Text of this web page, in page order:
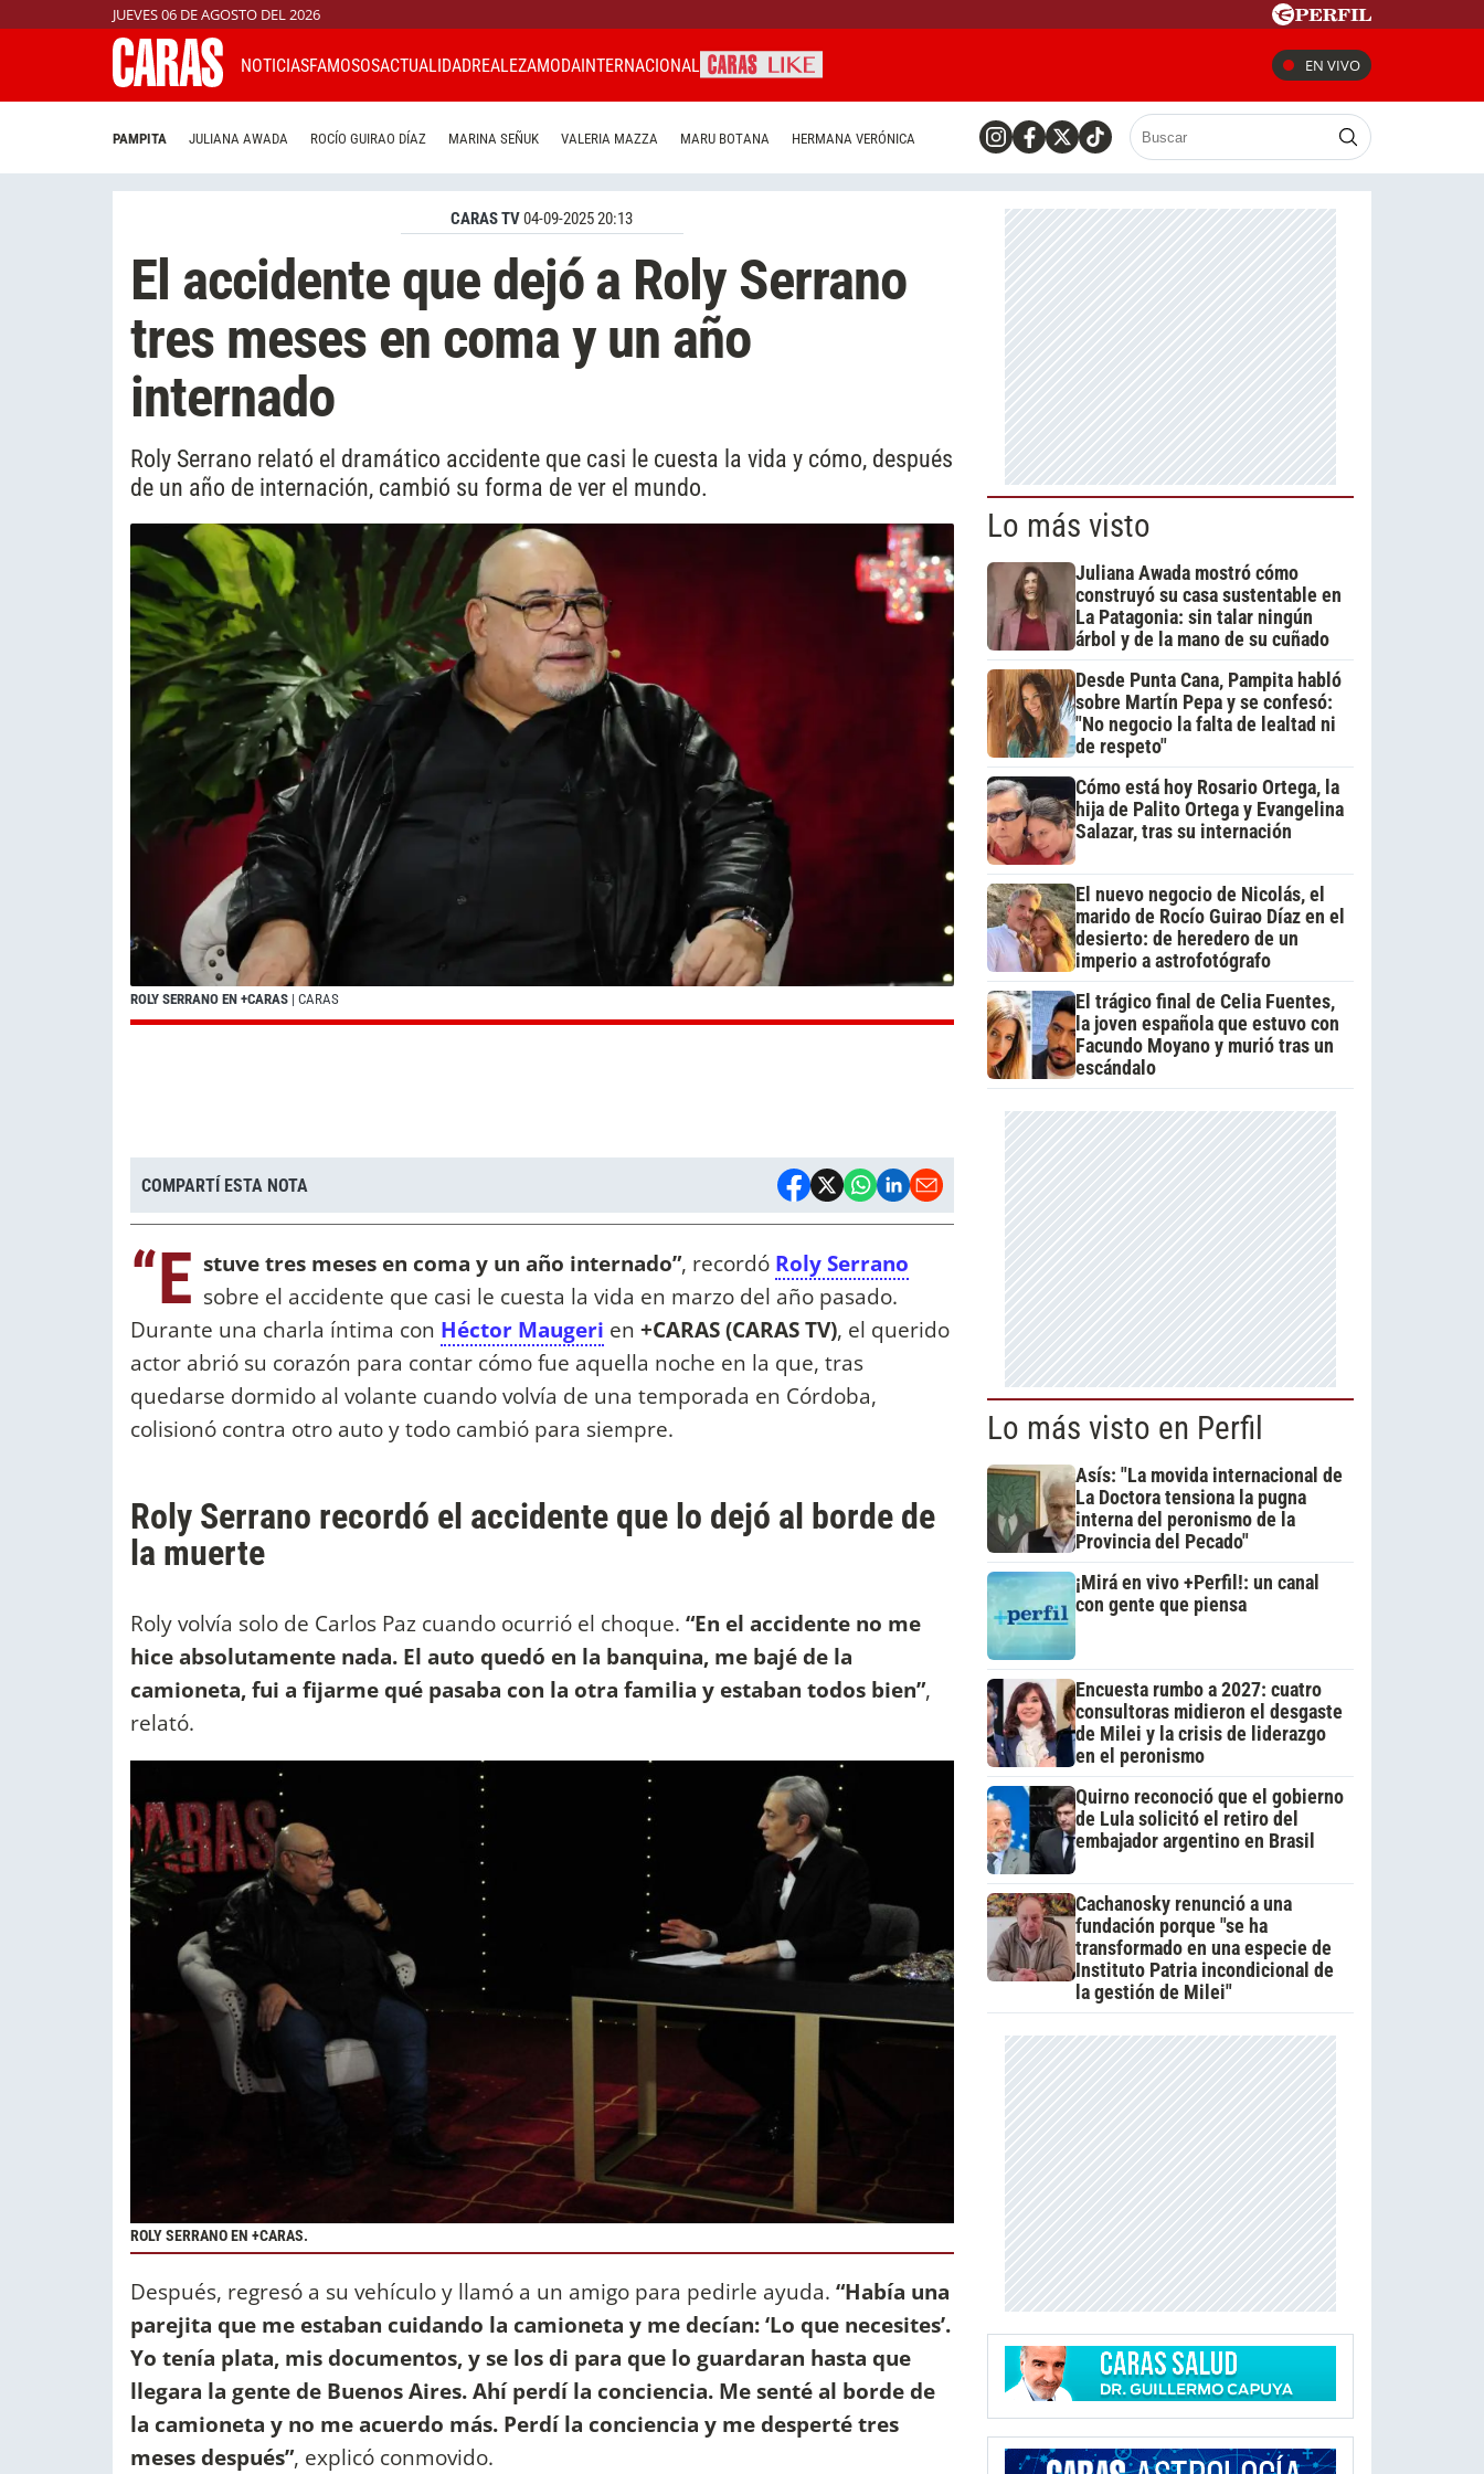
JUEVES 06 DE AGOSTO DEL 2026
NOTICIASFAMOSOSACTUALIDADREALEZAMODAINTERNACIONAL EN VIVO
PAMPITA JULIANA AWADA ROCÍO GUIRAO DÍAZ MARINA SEÑUK VALERIA MAZZA MARU BOTANA HERMANA VERÓNICA
CARAS TV04-09-2025 20:13
El accidente que dejó a Roly Serrano
tres meses en coma y un año
internado
Roly Serrano relató el dramático accidente que casi le cuesta la vida y cómo, después
de un año de internación, cambió su forma de ver el mundo.
ROLY SERRANO EN +CARAS | CARAS
COMPARTÍ ESTA NOTA
“E stuve tres meses en coma y un año internado”, recordó Roly Serrano
sobre el accidente que casi le cuesta la vida en marzo del año pasado.
Durante una charla íntima con Héctor Maugeri en +CARAS (CARAS TV), el querido
actor abrió su corazón para contar cómo fue aquella noche en la que, tras
quedarse dormido al volante cuando volvía de una temporada en Córdoba,
colisionó contra otro auto y todo cambió para siempre.
Roly Serrano recordó el accidente que lo dejó al borde de
la muerte
Roly volvía solo de Carlos Paz cuando ocurrió el choque. “En el accidente no me
hice absolutamente nada. El auto quedó en la banquina, me bajé de la
camioneta, fui a fijarme qué pasaba con la otra familia y estaban todos bien”,
relató.
ROLY SERRANO EN +CARAS.
Después, regresó a su vehículo y llamó a un amigo para pedirle ayuda. “Había una
parejita que me estaban cuidando la camioneta y me decían: ‘Lo que necesites’.
Yo tenía plata, mis documentos, y se los di para que lo guardaran hasta que
llegara la gente de Buenos Aires. Ahí perdí la conciencia. Me senté al borde de
la camioneta y no me acuerdo más. Perdí la conciencia y me desperté tres
meses después”, explicó conmovido.
Lo más visto
Juliana Awada mostró cómo
construyó su casa sustentable en
La Patagonia: sin talar ningún
árbol y de la mano de su cuñado
Desde Punta Cana, Pampita habló
sobre Martín Pepa y se confesó:
"No negocio la falta de lealtad ni
de respeto"
Cómo está hoy Rosario Ortega, la
hija de Palito Ortega y Evangelina
Salazar, tras su internación
El nuevo negocio de Nicolás, el
marido de Rocío Guirao Díaz en el
desierto: de heredero de un
imperio a astrofotógrafo
El trágico final de Celia Fuentes,
la joven española que estuvo con
Facundo Moyano y murió tras un
escándalo
Lo más visto en Perfil
Asís: "La movida internacional de
La Doctora tensiona la pugna
interna del peronismo de la
Provincia del Pecado"
¡Mirá en vivo +Perfil!: un canal
con gente que piensa
Encuesta rumbo a 2027: cuatro
consultoras midieron el desgaste
de Milei y la crisis de liderazgo
en el peronismo
Quirno reconoció que el gobierno
de Lula solicitó el retiro del
embajador argentino en Brasil
Cachanosky renunció a una
fundación porque "se ha
transformado en una especie de
Instituto Patria incondicional de
la gestión de Milei"